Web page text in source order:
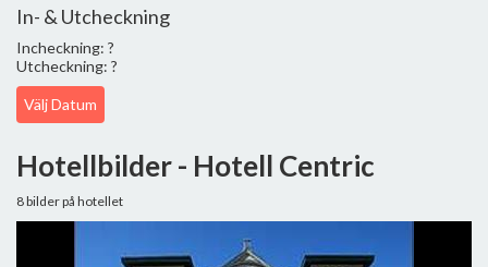
In- & Utcheckning
Incheckning: ?
Utcheckning: ?
Välj Datum
Hotellbilder - Hotell Centric
8 bilder på hotellet